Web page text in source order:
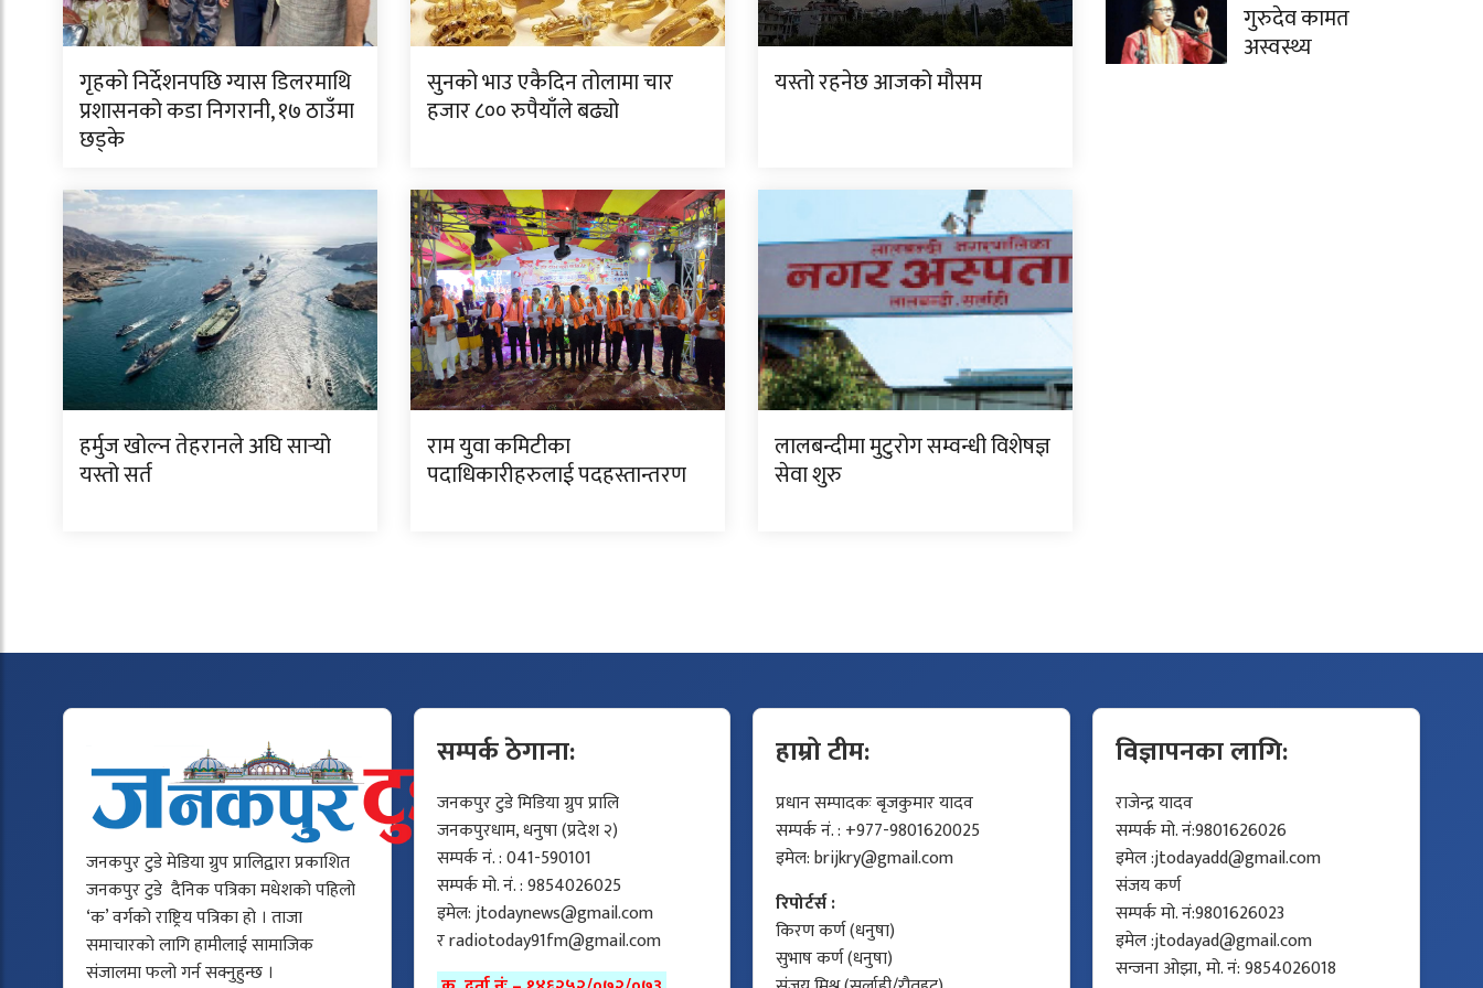
गृहको निर्देशनपछि ग्यास डिलरमाथि
प्रशासनको कडा निगरानी, १७ ठाउँमा
छड्के
सुनको भाउ एकैदिन तोलामा चार
हजार ८०० रुपैयाँले बढ्यो
यस्तो रहनेछ आजको मौसम
हर्मुज खोल्न तेहरानले अघि सार्‍यो
यस्तो सर्त
राम युवा कमिटीका
पदाधिकारीहरुलाई पदहस्तान्तरण
लालबन्दीमा मुटुरोग सम्वन्धी विशेषज्ञ
सेवा शुरु
गुरुदेव कामत
अस्वस्थ्य
जनकपुर टुडे मेडिया ग्रुप प्रालिद्वारा प्रकाशित
जनकपुर टुडे दैनिक पत्रिका मधेशको पहिलो
‘क’ वर्गको राष्ट्रिय पत्रिका हो । ताजा
समाचारको लागि हामीलाई सामाजिक
संजालमा फलो गर्न सक्नुहुन्छ ।
सम्पर्क ठेगाना:
जनकपुर टुडे मिडिया ग्रुप प्रालि
जनकपुरधाम, धनुषा (प्रदेश २)
सम्पर्क नं. : 041-590101
सम्पर्क मो. नं. : 9854026025
इमेल:jtodaynews@gmail.com
रradiotoday91fm@gmail.com
हाम्रो टीम:
प्रधान सम्पादकः बृजकुमार यादव
सम्पर्क नं. : +977-9801620025
इमेल:brijkry@gmail.com
रिपोर्टर्स :
किरण कर्ण (धनुषा)
सुभाष कर्ण (धनुषा)
विज्ञापनका लागि:
राजेन्द्र यादव
सम्पर्क मो. नं:9801626026
इमेल :jtodayadd@gmail.com
संजय कर्ण
सम्पर्क मो. नं:9801626023
इमेल :jtodayad@gmail.com
सन्जना ओझा, मो. नं: 9854026018